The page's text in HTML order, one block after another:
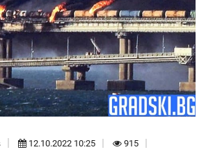
12.10.2022 10:25 915